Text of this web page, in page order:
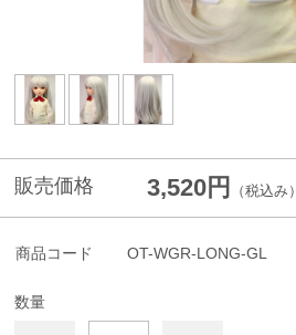
販売価格 3,520円 （税込み）
商品コード OT-WGR-LONG-GL
数量